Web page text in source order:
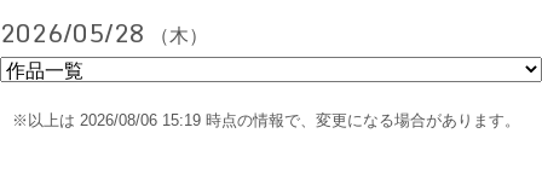
2026/05/28 （木）
※以上は 2026/08/06 15:19 時点の情報で、変更になる場合があります。